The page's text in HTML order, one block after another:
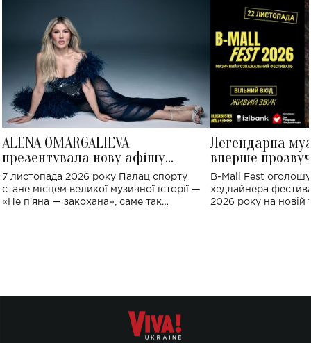
ALENA OMARGALIEVA
презентувала нову афішу
великого концерту в Палаці
спорту
7 листопада 2026 року Палац спорту
стане місцем великої музичної історії —
«Не пʼяна — закохана», саме так
Легендарна
вперше
Україні: де
B-Mall Fest
хедлайнера
2026 року на новій